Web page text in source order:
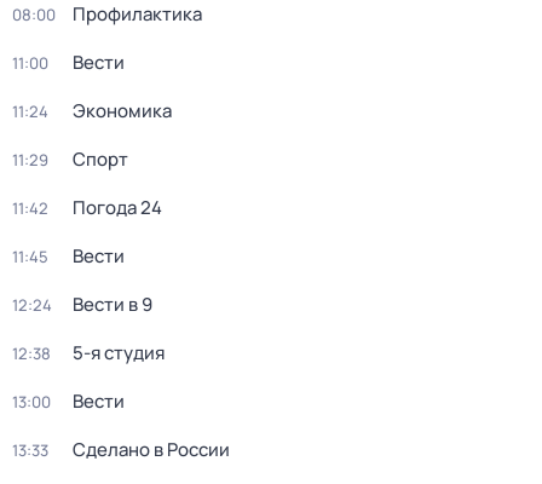
08:00 Профилактика
11:00 Вести
11:24 Экономика
11:29 Спорт
11:42 Погода 24
11:45 Вести
12:24 Вести в 9
12:38 5-я студия
13:00 Вести
13:33 Сделано в России